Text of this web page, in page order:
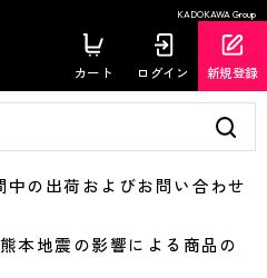
KADOKAWA Group
カート ログイン 新規登録
の出荷およびお問い合わせ
地震の影響による商品の